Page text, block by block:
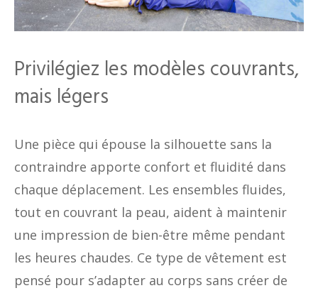
Privilégiez les modèles couvrants,
mais légers
Une pièce qui épouse la silhouette sans la
contraindre apporte confort et fluidité dans
chaque déplacement. Les ensembles fluides,
tout en couvrant la peau, aident à maintenir
une impression de bien-être même pendant
les heures chaudes. Ce type de vêtement est
pensé pour s’adapter au corps sans créer de